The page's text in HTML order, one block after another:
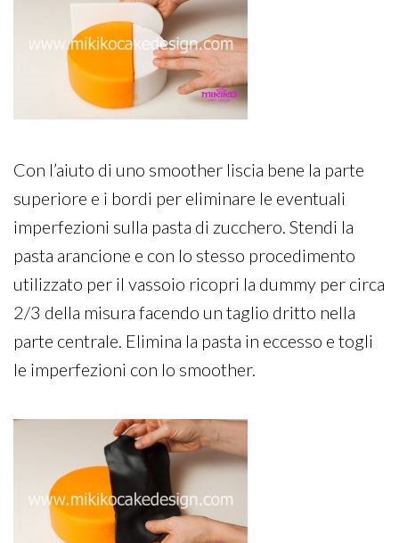
Con l’aiuto di uno smoother liscia bene la parte
superiore e i bordi per eliminare le eventuali
imperfezioni sulla pasta di zucchero. Stendi la
pasta arancione e con lo stesso procedimento
utilizzato per il vassoio ricopri la dummy per circa
2/3 della misura facendo un taglio dritto nella
parte centrale. Elimina la pasta in eccesso e togli
le imperfezioni con lo smoother.